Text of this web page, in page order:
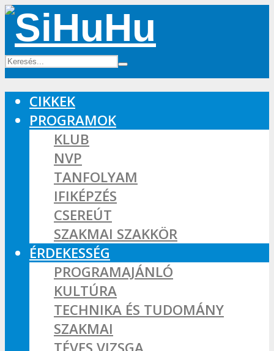
CIKKEK
PROGRAMOK
KLUB
NVP
TANFOLYAM
IFIKÉPZÉS
CSEREÚT
SZAKMAI SZAKKÖR
ÉRDEKESSÉG
PROGRAMAJÁNLÓ
KULTÚRA
TECHNIKA ÉS TUDOMÁNY
SZAKMAI